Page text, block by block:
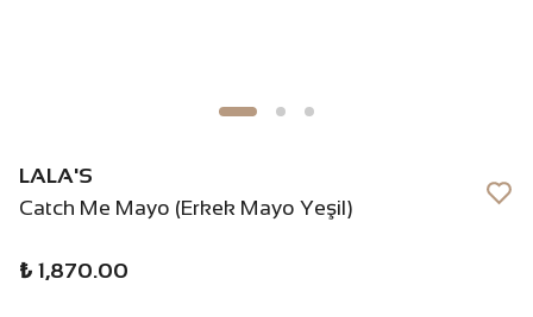
LALA'S
Catch Me Mayo (Erkek Mayo Yeşil)
₺ 1,870.00